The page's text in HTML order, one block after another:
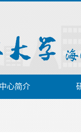
中心简介